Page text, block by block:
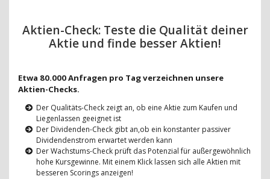
Aktien-Check: Teste die Qualität deiner
Aktie und finde besser Aktien!
Etwa 80.000 Anfragen pro Tag verzeichnen unsere
Aktien-Checks.
Der Qualitäts-Check zeigt an, ob eine Aktie zum Kaufen und
Liegenlassen geeignet ist
Der Dividenden-Check gibt an,ob ein konstanter passiver
Dividendenstrom erwartet werden kann
Der Wachstums-Check prüft das Potenzial für außergewöhnlich
hohe Kursgewinne. Mit einem Klick lassen sich alle Aktien mit
besseren Scorings anzeigen!